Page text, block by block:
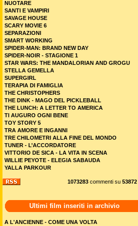
NUOTARE
SANTI E VAMPIRI
SAVAGE HOUSE
SCARY MOVIE 6
SEPARAZIONI
SMART WORKING
SPIDER-MAN: BRAND NEW DAY
SPIDER-NOIR - STAGIONE 1
STAR WARS: THE MANDALORIAN AND GROGU
STELLA GEMELLA
SUPERGIRL
TERAPIA DI FAMIGLIA
THE CHRISTOPHERS
THE DINK - MAGO DEL PICKLEBALL
THE LUNCH: A LETTER TO AMERICA
TI AUGURO OGNI BENE
TOY STORY 5
TRA AMORE E INGANNI
TRE CHILOMETRI ALLA FINE DEL MONDO
TUNER - L’ACCORDATORE
VITTORIO DE SICA - LA VITA IN SCENA
WILLIE PEYOTE - ELEGIA SABAUDA
YALLA PARKOUR
1073283 commenti su 53872
Ultimi film inseriti in archivio
A L'ANCIENNE - COME UNA VOLTA